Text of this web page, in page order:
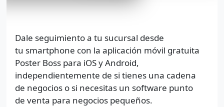
Dale seguimiento a tu sucursal desde
tu smartphone con la aplicación móvil gratuita
Poster Boss para iOS y Android,
independientemente de si tienes una cadena
de negocios o si necesitas un software punto
de venta para negocios pequeños.